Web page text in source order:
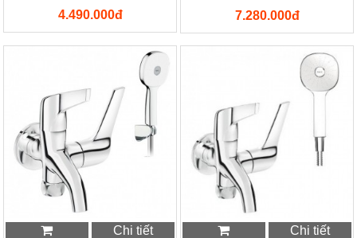
4.490.000đ 7.280.000đ
Chi tiết Chi tiết